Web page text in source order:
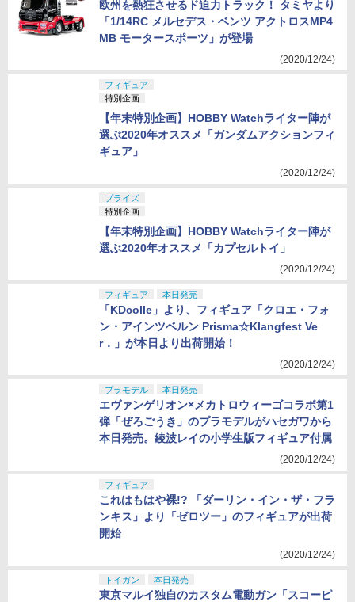
欧州を熱狂させるド迫力トラック！ タミヤより
「1/14RC メルセデス・ベンツ アクトロスMP4
MB モータースポーツ」が登場
(2020/12/24)
フィギュア
特別企画
【年末特別企画】HOBBY Watchライター陣が
選ぶ2020年オススメ「ガンダムアクションフィ
ギュア」
(2020/12/24)
プライズ
特別企画
【年末特別企画】HOBBY Watchライター陣が
選ぶ2020年オススメ「カプセルトイ」
(2020/12/24)
フィギュア 本日発売
「KDcolle」より、フィギュア「クロエ・フォ
ン・アインツベルン Prisma☆Klangfest Ve
r．」が本日より出荷開始！
(2020/12/24)
プラモデル 本日発売
エヴァンゲリオン×メカトロウィーゴコラボ第1
弾「ぜろごうき」のプラモデルがハセガワから
本日発売。綾波レイの小学生版フィギュア付属
(2020/12/24)
フィギュア
これはもはや裸!? 「ダーリン・イン・ザ・フラ
ンキス」より「ゼロツー」のフィギュアが出荷
開始
(2020/12/24)
トイガン 本日発売
東京マルイ独自のカスタム電動ガン「スコーピ